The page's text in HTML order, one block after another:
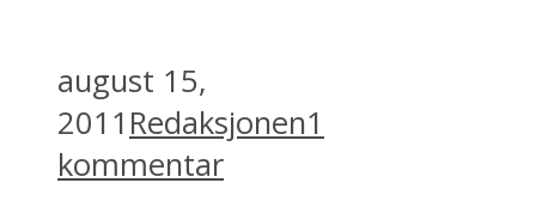
august 15,
2011 Redaksjonen1
kommentar